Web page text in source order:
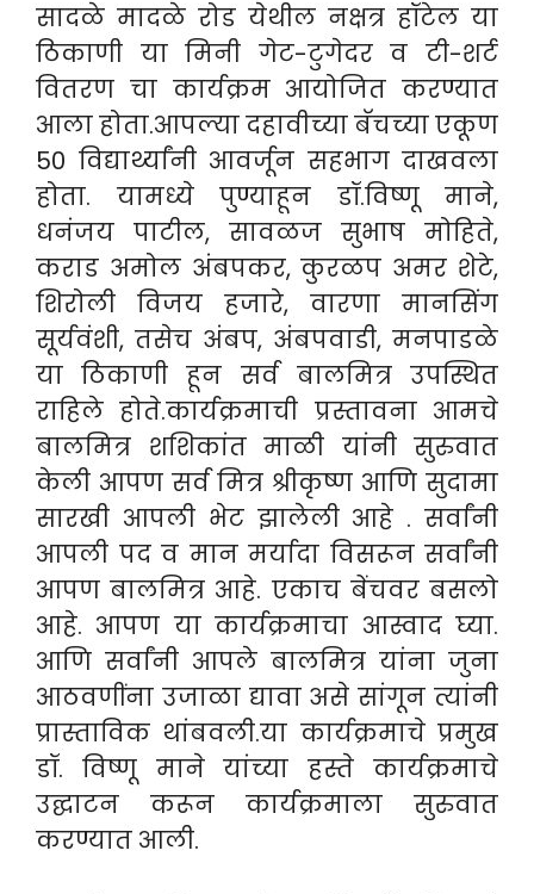
सादळे मादळे रोड येथील नक्षत्र हॉटेल या
ठिकाणी या मिनी गेट-टुगेदर व टी-शर्ट
वितरण चा कार्यक्रम आयोजित करण्यात
आला होता.आपल्या दहावीच्या बॅचच्या एकूण
50 विद्यार्थ्यांनी आवर्जून सहभाग दाखवला
होता. यामध्ये पुण्याहून डॉ.विष्णू माने,
धनंजय पाटील, सावळज सुभाष मोहिते,
कराड अमोल अंबपकर, कुरळप अमर शेटे,
शिरोली विजय हजारे, वारणा मानसिंग
सूर्यवंशी, तसेच अंबप, अंबपवाडी, मनपाडळे
या ठिकाणी हून सर्व बालमित्र उपस्थित
राहिले होते.कार्यक्रमाची प्रस्तावना आमचे
बालमित्र शशिकांत माळी यांनी सुरुवात
केली आपण सर्व मित्र श्रीकृष्ण आणि सुदामा
सारखी आपली भेट झालेली आहे . सर्वांनी
आपली पद व मान मर्यादा विसरून सर्वांनी
आपण बालमित्र आहे. एकाच बेंचवर बसलो
आहे. आपण या कार्यक्रमाचा आस्वाद घ्या.
आणि सर्वांनी आपले बालमित्र यांना जुना
आठवणींना उजाळा द्यावा असे सांगून त्यांनी
प्रास्ताविक थांबवली.या कार्यक्रमाचे प्रमुख
डॉ. विष्णू माने यांच्या हस्ते कार्यक्रमाचे
उद्घाटन करून कार्यक्रमाला सुरुवात
करण्यात आली.